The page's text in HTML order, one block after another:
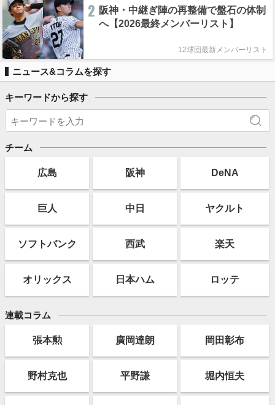
2 阪神・中継ぎ陣の再整備で盤石の体制
へ【2026最終メンバーリスト】
12球団最新メンバーリスト
ニュース&コラムを探す
キーワードから探す
チーム
広島 阪神 DeNA
巨人 中日 ヤクルト
ソフトバンク 西武 楽天
オリックス 日本ハム ロッテ
連載コラム
張本勲 廣岡達朗 岡田彰布
野村克也 平野謙 堀内恒夫